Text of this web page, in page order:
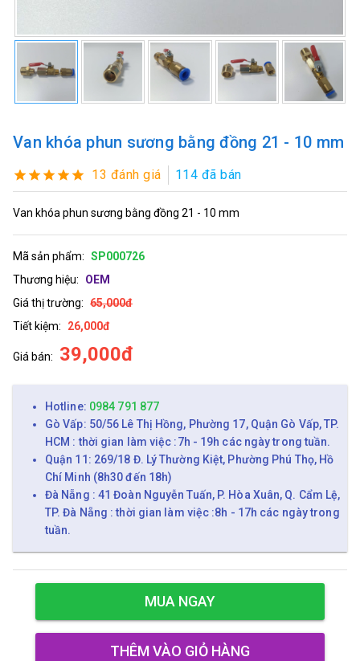
Van khóa phun sương bằng đồng 21 - 10 mm
13 đánh giá 114 đã bán
Van khóa phun sương bằng đồng 21 - 10 mm
Mã sản phẩm: SP000726
Thương hiệu:
OEM
Giá thị trường: 65,000đ
Tiết kiệm:
26,000đ
Giá bán: 39,000đ
Hotline: 0984 791 877
Gò Vấp: 50/56 Lê Thị Hồng, Phường 17, Quận Gò Vấp, TP.
HCM : thời gian làm việc :7h - 19h các ngày trong tuần.
Quận 11: 269/18 Đ. Lý Thường Kiệt, Phường Phú Thọ, Hồ
Chí Minh (8h30 đến 18h)
Đà Nẵng : 41 Đoàn Nguyễn Tuấn, P. Hòa Xuân, Q. Cẩm Lệ,
TP. Đà Nẵng : thời gian làm việc :8h - 17h các ngày trong
tuần.
MUA NGAY
THÊM VÀO GIỎ HÀNG